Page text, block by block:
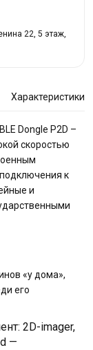
22, 5 этаж,
Характеристики
Dongle P2D –
скоростью
к
и
«у дома»,
его
2D-imager,
—